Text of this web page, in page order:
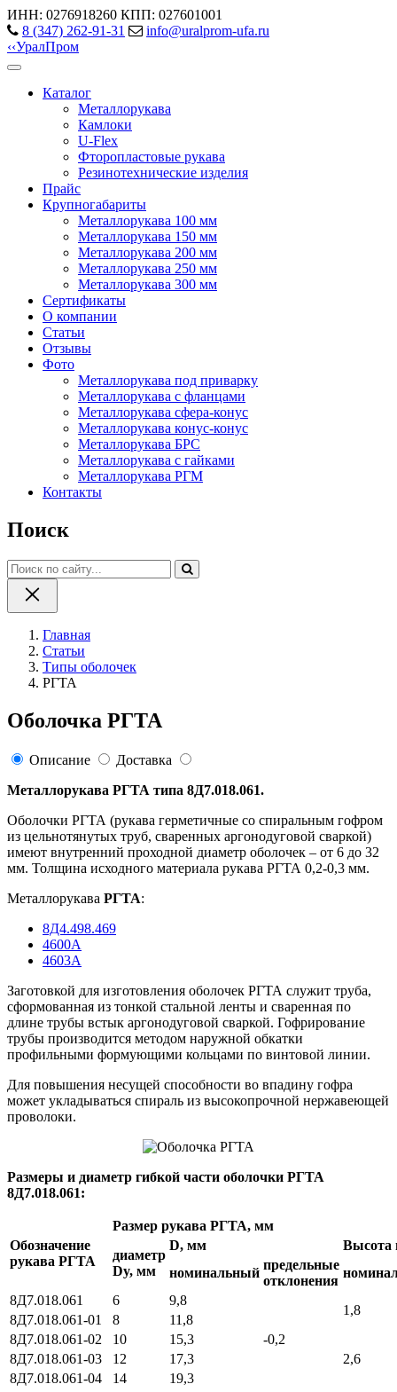
ИНН: 0276918260 КПП: 027601001
8 (347) 262‑91‑31
info@uralprom-ufa.ru
‹‹УралПром
Каталог
Металлорукава
Камлоки
U-Flex
Фторопластовые рукава
Резинотехнические изделия
Прайс
Крупногабариты
Металлорукава 100 мм
Металлорукава 150 мм
Металлорукава 200 мм
Металлорукава 250 мм
Металлорукава 300 мм
Сертификаты
О компании
Статьи
Отзывы
Фото
Металлорукава под приварку
Металлорукава с фланцами
Металлорукава сфера-конус
Металлорукава конус-конус
Металлорукава БРС
Металлорукава с гайками
Металлорукава РГМ
Контакты
Поиск
Главная
Статьи
Типы оболочек
РГТА
Оболочка РГТА
Описание
Доставка
Металлорукава РГТА типа 8Д7.018.061.
Оболочки РГТА (рукава герметичные со спиральным гофром
из цельнотянутых труб, сваренных аргонодуговой сваркой)
имеют внутренний проходной диаметр оболочек – от 6 до 32
мм. Толщина исходного материала рукава РГТА 0,2-0,3 мм.
Металлорукава РГТА:
8Д4.498.469
4600А
4603А
Заготовкой для изготовления оболочек РГТА служит труба,
сформованная из тонкой стальной ленты и сваренная по
длине трубы встык аргонодуговой сваркой. Гофрирование
трубы производится методом наружной обкатки
профильными формующими кольцами по винтовой линии.
Для повышения несущей способности во впадину гофра
может укладываться спираль из высокопрочной нержавеющей
проволоки.
Размеры и диаметр гибкой части оболочки РГТА
8Д7.018.061:
Обозначение
рукава РГТА
Размер рукава РГТА, мм
диаметр
Dy, мм
D, мм
Высота
номинальный
предельные
отклонения
8Д7.018.061
6 9,8
-0,2
1,8
8Д7.018.061-01 8
11,8
8Д7.018.061-02
10
15,3
2,6
8Д7.018.061-03 12
17,3
8Д7.018.061-04
14
19,3